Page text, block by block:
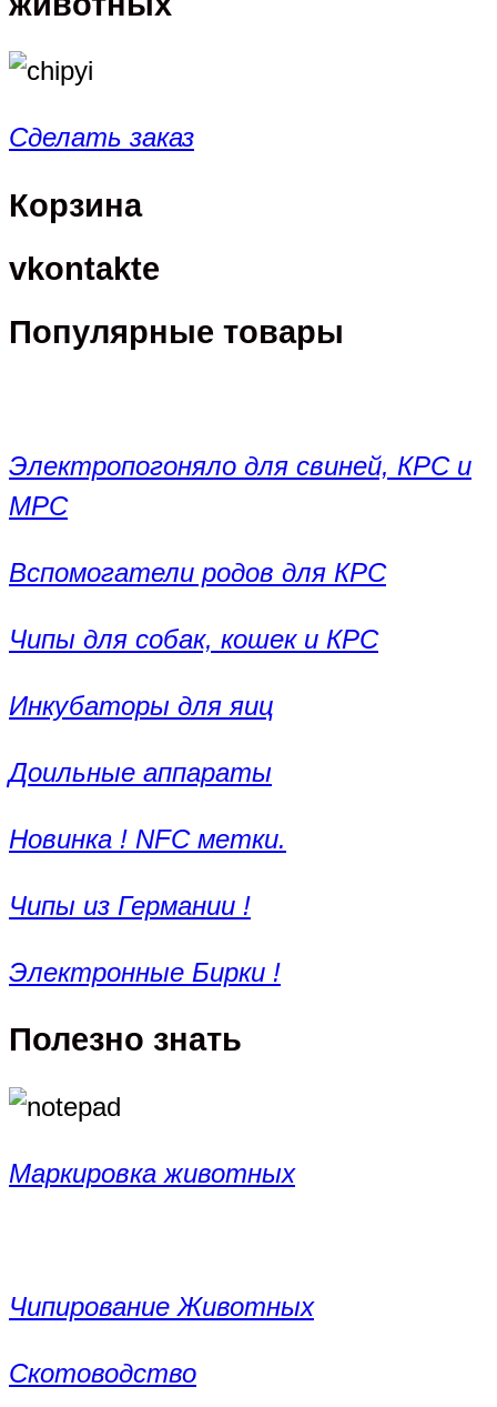
Сделать заказ
Корзина
vkontakte
Популярные товары
Электропогоняло для свиней, КРС и
МРС
Вспомогатели родов для КРС
Чипы для собак, кошек и КРС
Инкубаторы для яиц
Доильные аппараты
Новинка ! NFC метки.
Чипы из Германии !
Электронные Бирки !
Полезно знать
Маркировка животных
Чипирование Животных
Скотоводство